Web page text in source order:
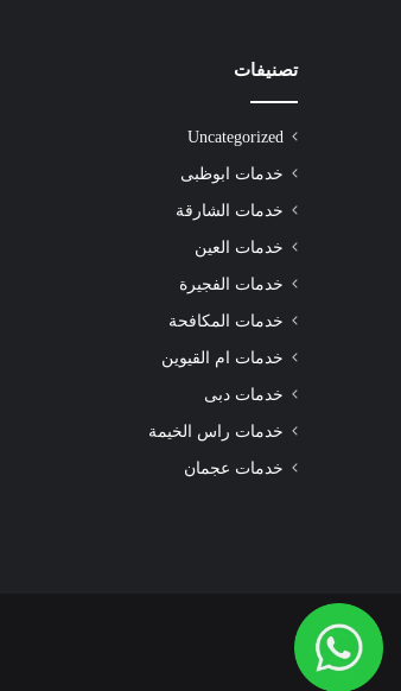
تصنيفات
Uncategorized
خدمات ابوظبى
خدمات الشارقة
خدمات العين
خدمات الفجيرة
خدمات المكافحة
خدمات ام القيوين
خدمات دبى
خدمات راس الخيمة
خدمات عجمان
الشارقة
|0508872055|
شركة تنظيف سجاد الشارقة